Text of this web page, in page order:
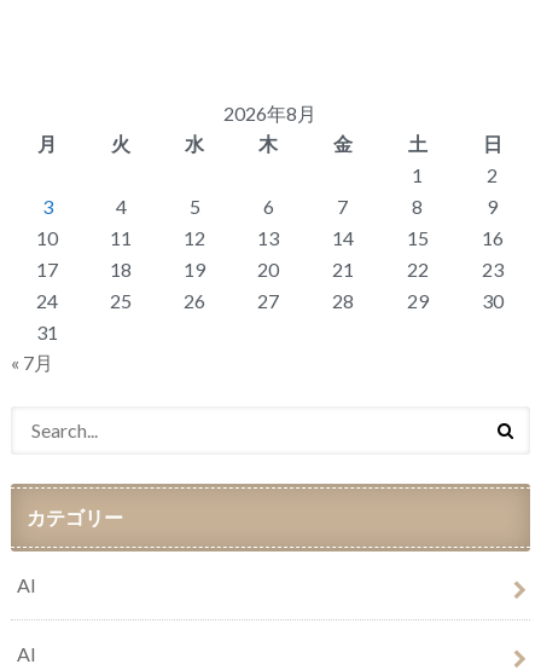
2026年8月
月
火 水 木 金 土
日
1
2
3
4 5 6 7 8
9
10
11 12 13 14 15
16
17
18 19 20 21 22
23
24
25 26 27 28 29
30
31
« 7月
カテゴリー
AI
AI